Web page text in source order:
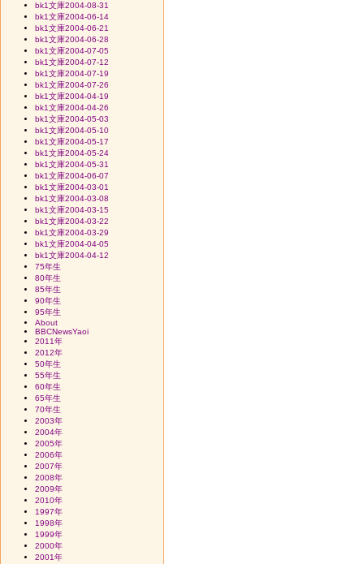
bk1文庫2004-08-31
bk1文庫2004-06-14
bk1文庫2004-06-21
bk1文庫2004-06-28
bk1文庫2004-07-05
bk1文庫2004-07-12
bk1文庫2004-07-19
bk1文庫2004-07-26
bk1文庫2004-04-19
bk1文庫2004-04-26
bk1文庫2004-05-03
bk1文庫2004-05-10
bk1文庫2004-05-17
bk1文庫2004-05-24
bk1文庫2004-05-31
bk1文庫2004-06-07
bk1文庫2004-03-01
bk1文庫2004-03-08
bk1文庫2004-03-15
bk1文庫2004-03-22
bk1文庫2004-03-29
bk1文庫2004-04-05
bk1文庫2004-04-12
75年生
80年生
85年生
90年生
95年生
About
BBCNewsYaoi
2011年
2012年
50年生
55年生
60年生
65年生
70年生
2003年
2004年
2005年
2006年
2007年
2008年
2009年
2010年
1997年
1998年
1999年
2000年
2001年